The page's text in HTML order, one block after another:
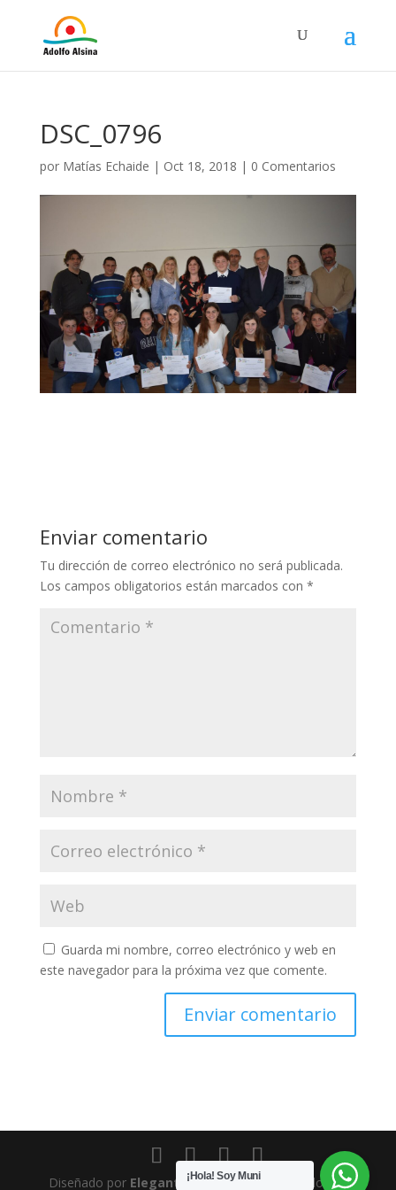
DSC_0796
por Matías Echaide | Oct 18, 2018 | 0 Comentarios
Enviar comentario
Tu dirección de correo electrónico no será publicada.
Los campos obligatorios están marcados con *
Guarda mi nombre, correo electrónico y web en
este navegador para la próxima vez que comente.
Diseñado por Elegant Themes| Desarrollado por
¡Hola! Soy Muni